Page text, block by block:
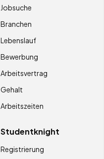
Jobsuche
Branchen
Lebenslauf
Bewerbung
Arbeitsvertrag
Gehalt
Arbeitszeiten
Studentknight
Registrierung